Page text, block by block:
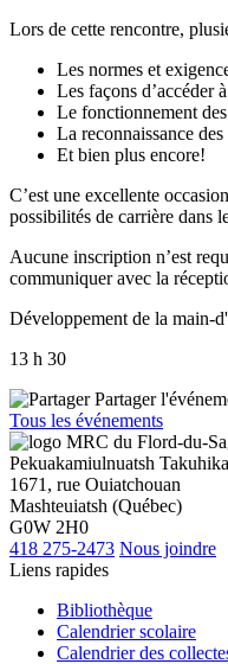
Lors de cette rencontre,
Les normes et
Les façons d’accéder
Le fonctionnement
La reconnaissance
Et bien plus encore!
C’est une excellente
possibilités de carrière dans
Aucune inscription n’est
communiquer avec la
Développement de la main-
13 h 30
Partager
Tous les événements
Pekuakamiulnuatsh
1671, rue Ouiatchouan
Mashteuiatsh (Québec)
G0W 2H0
418 275-2473 Nous joindre
Liens rapides
Bibliothèque
Calendrier scolaire
Calendrier des